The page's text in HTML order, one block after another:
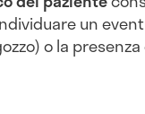
un
o la